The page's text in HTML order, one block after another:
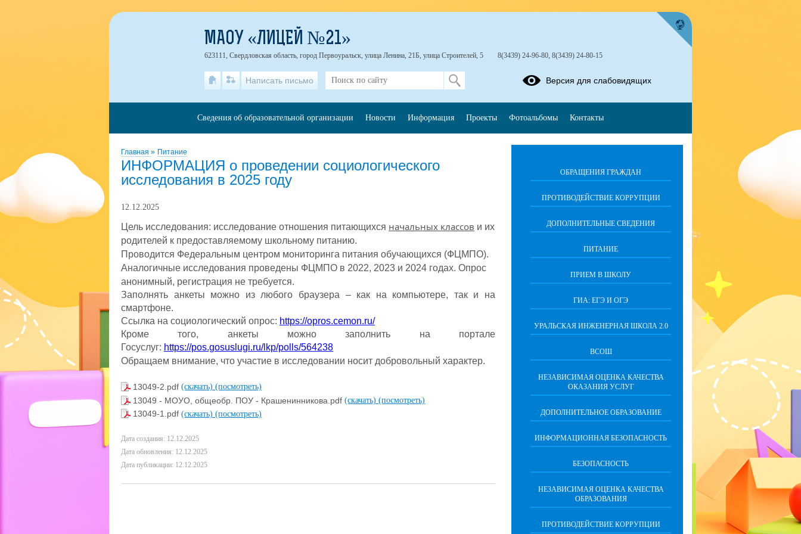
Главная » Питание
ИНФОРМАЦИЯ о проведении социологического
исследования в 2025 году
12.12.2025
Цель исследования: исследование отношения питающихся начальных классов и их
родителей к предоставляемому школьному питанию.
Проводится Федеральным центром мониторинга питания обучающихся (ФЦМПО).
Аналогичные исследования проведены ФЦМПО в 2022, 2023 и 2024 годах. Опрос
анонимный, регистрация не требуется.
Заполнять анкеты можно из любого браузера – как на компьютере, так и на
смартфоне.
Ссылка на социологический опрос: https://opros.cemon.ru/
Кроме того, анкеты можно заполнить на портале
Госуслуг: https://pos.gosuslugi.ru/lkp/polls/564238
Обращаем внимание, что участие в исследовании носит добровольный характер.
13049-2.pdf (скачать) (посмотреть)
13049 - МОУО, общеобр. ПОУ - Крашенинникова.pdf (скачать) (посмотреть)
13049-1.pdf (скачать) (посмотреть)
Дата создания: 12.12.2025
Дата обновления: 12.12.2025
Дата публикации: 12.12.2025
ОБРАЩЕНИЯ ГРАЖДАН
ПРОТИВОДЕЙСТВИЕ КОРРУПЦИИ
ДОПОЛНИТЕЛЬНЫЕ СВЕДЕНИЯ
ПИТАНИЕ
ПРИЕМ В ШКОЛУ
ГИА: ЕГЭ И ОГЭ
УРАЛЬСКАЯ ИНЖЕНЕРНАЯ ШКОЛА 2.0
ВСОШ
НЕЗАВИСИМАЯ ОЦЕНКА КАЧЕСТВА
ОКАЗАНИЯ УСЛУГ
ДОПОЛНИТЕЛЬНОЕ ОБРАЗОВАНИЕ
ИНФОРМАЦИОННАЯ БЕЗОПАСНОСТЬ
БЕЗОПАСНОСТЬ
НЕЗАВИСИМАЯ ОЦЕНКА КАЧЕСТВА
ОБРАЗОВАНИЯ
ПРОТИВОДЕЙСТВИЕ КОРРУПЦИИ
МАОУ «ЛИЦЕЙ №21»
623111, Свердловская область, город Первоуральск, улица Ленина, 21Б, улица Строителей, 5 8(3439) 24-96-80, 8(3439) 24-80-15
Написать письмо Версия для слабовидящих
Сведения об образовательной организации Новости Информация Проекты Фотоальбомы Контакты